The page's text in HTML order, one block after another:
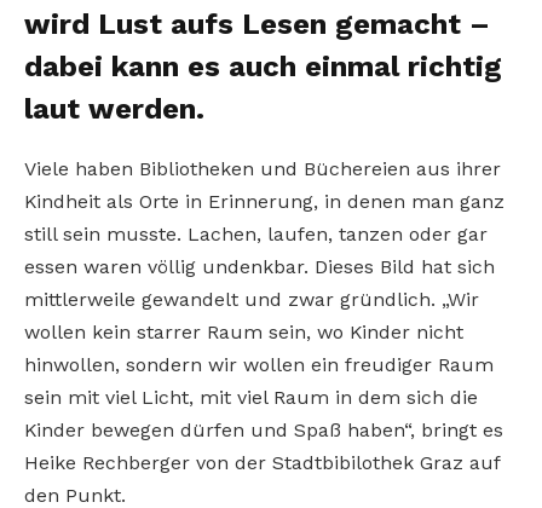
wird Lust aufs Lesen gemacht –
dabei kann es auch einmal richtig
laut werden.
Viele haben Bibliotheken und Büchereien aus ihrer
Kindheit als Orte in Erinnerung, in denen man ganz
still sein musste. Lachen, laufen, tanzen oder gar
essen waren völlig undenkbar. Dieses Bild hat sich
mittlerweile gewandelt und zwar gründlich. „Wir
wollen kein starrer Raum sein, wo Kinder nicht
hinwollen, sondern wir wollen ein freudiger Raum
sein mit viel Licht, mit viel Raum in dem sich die
Kinder bewegen dürfen und Spaß haben“, bringt es
Heike Rechberger von der Stadtbibilothek Graz auf
den Punkt.